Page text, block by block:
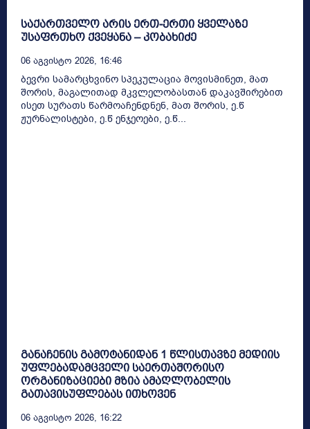
საქართველო არის ერთ-ერთი ყველაზე
უსაფრთხო ქვეყანა – კობახიძე
06 Აგვისტო 2026, 16:46
ბევრი სამარცხვინო სპეკულაცია მოვისმინეთ, მათ
შორის, მაგალითად მკვლელობასთან დაკავშირებით
ისეთ სურათს წარმოაჩენდნენ, მათ შორის, ე.წ
ჟურნალისტები, ე.წ ენჯეოები, ე.წ...
განაჩენის გამოტანიდან 1 წლისთავზე მედიის
უფლებადამცველი საერთაშორისო
ორგანიზაციები მზია ამაღლობელის
გათავისუფლებას ითხოვენ
06 Აგვისტო 2026, 16:22